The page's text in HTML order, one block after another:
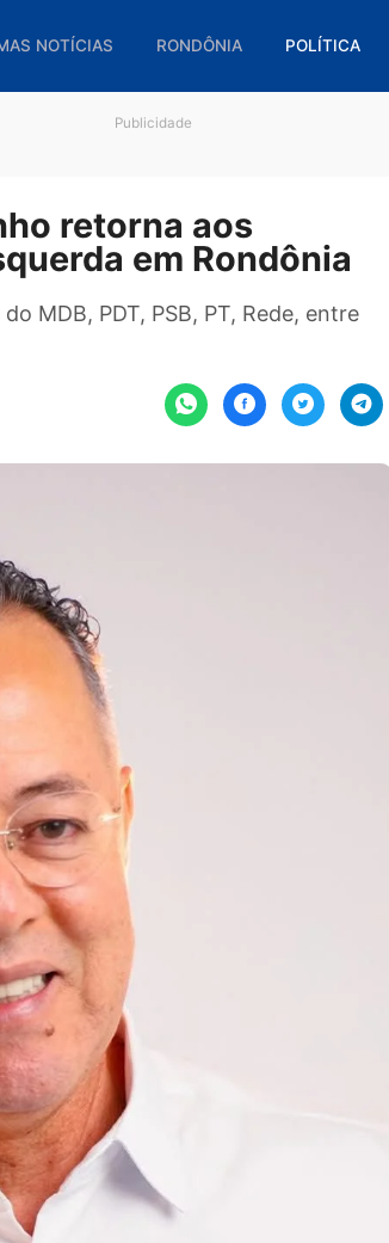
ÚLTIMAS NOTÍCIAS RONDÔNIA
retorna aos
em
do MDB, PDT, PSB, PT,